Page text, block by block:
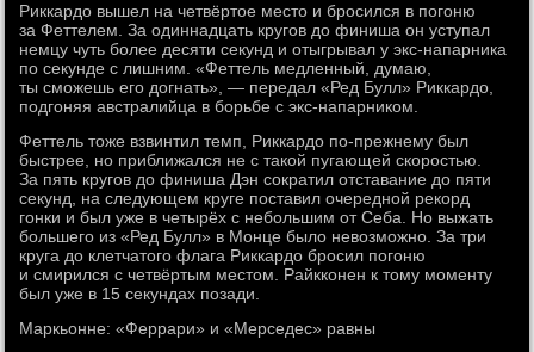
Риккардо вышел на четвёртое место и бросился в погоню
за Феттелем. За одиннадцать кругов до финиша он уступал
немцу чуть более десяти секунд и отыгрывал у экс-напарника
по секунде с лишним. «Феттель медленный, думаю,
ты сможешь его догнать», — передал «Ред Булл» Риккардо,
подгоняя австралийца в борьбе с экс-напарником.
Феттель тоже взвинтил темп, Риккардо по-прежнему был
быстрее, но приближался не с такой пугающей скоростью.
За пять кругов до финиша Дэн сократил отставание до пяти
секунд, на следующем круге поставил очередной рекорд
гонки и был уже в четырёх с небольшим от Себа. Но выжать
большего из «Ред Булл» в Монце было невозможно. За три
круга до клетчатого флага Риккардо бросил погоню
и смирился с четвёртым местом. Райкконен к тому моменту
был уже в 15 секундах позади.
Маркьонне: «Феррари» и «Мерседес» равны